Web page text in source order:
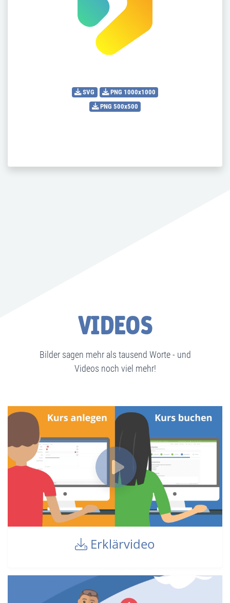
SVG
PNG 1000x1000
PNG 500x500
VIDEOS
Bilder sagen mehr als tausend Worte - und
Videos noch viel mehr!
Erklärvideo